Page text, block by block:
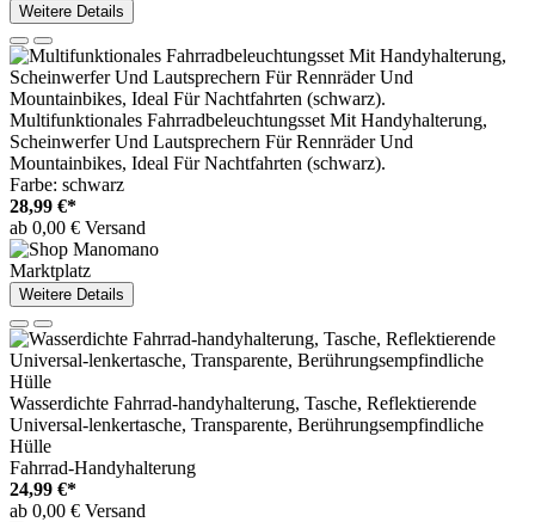
Weitere Details
Multifunktionales Fahrradbeleuchtungsset Mit Handyhalterung,
Scheinwerfer Und Lautsprechern Für Rennräder Und
Mountainbikes, Ideal Für Nachtfahrten (schwarz).
Farbe: schwarz
28,99 €*
ab 0,00 € Versand
Marktplatz
Weitere Details
Wasserdichte Fahrrad-handyhalterung, Tasche, Reflektierende
Universal-lenkertasche, Transparente, Berührungsempfindliche
Hülle
Fahrrad-Handyhalterung
24,99 €*
ab 0,00 € Versand